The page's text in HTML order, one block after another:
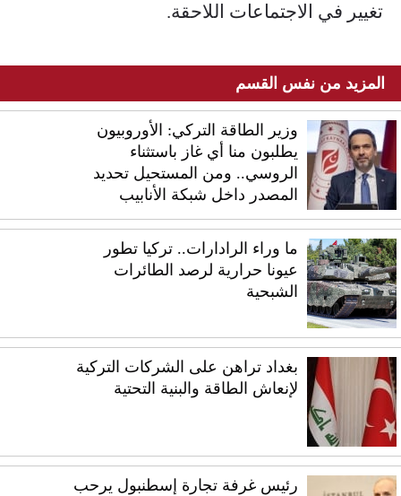
تغيير في الاجتماعات اللاحقة.
المزيد من نفس القسم
وزير الطاقة التركي: الأوروبيون
يطلبون منا أي غاز باستثناء
الروسي.. ومن المستحيل تحديد
المصدر داخل شبكة الأنابيب
ما وراء الرادارات.. تركيا تطور
عيونا حرارية لرصد الطائرات
الشبحية
بغداد تراهن على الشركات التركية
لإنعاش الطاقة والبنية التحتية
رئيس غرفة تجارة إسطنبول يرحب